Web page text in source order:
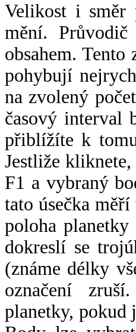
Velikost i směr
mění.
obsahem.
pohybují
na zvolený
časový interval
přiblížíte k
Jestliže
F1 a vybraný
tato úsečka
poloha
dokreslí se
(známe délky
označení
planetky, pokud